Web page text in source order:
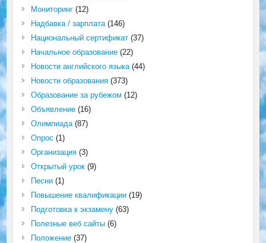
Мониторинг(12)
Надбавка / зарплата(146)
Национальный сертификат(37)
Начальное образование(22)
Новости английского языка(44)
Новости образования(373)
Образование за рубежом (12)
Объявление(16)
Олимпиада(87)
Опрос (1)
Организация(3)
Открытый урок(9)
Песни(1)
Повышение квалификации(19)
Подготовка к экзамену(63)
Полезные веб сайты(6)
Положение(37)